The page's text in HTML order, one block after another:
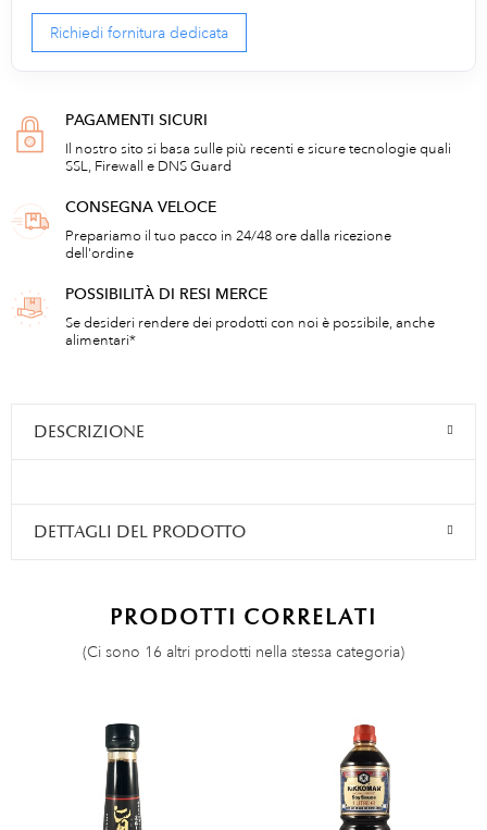
Richiedi fornitura dedicata
PAGAMENTI SICURI
Il nostro sito si basa sulle più recenti e sicure tecnologie quali
SSL, Firewall e DNS Guard
CONSEGNA VELOCE
Prepariamo il tuo pacco in 24/48 ore dalla ricezione
dell'ordine
POSSIBILITÀ DI RESI MERCE
Se desideri rendere dei prodotti con noi è possibile, anche
alimentari*
DESCRIZIONE
DETTAGLI DEL PRODOTTO
PRODOTTI CORRELATI
(Ci sono 16 altri prodotti nella stessa categoria)